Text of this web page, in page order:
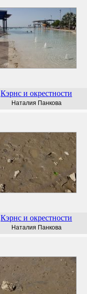
Кэрнс и окрестности
Наталия Панкова
Кэрнс и окрестности
Наталия Панкова